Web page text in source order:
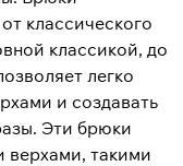
классического
классикой, до
легко
и создавать
Эти брюки
верхами, такими